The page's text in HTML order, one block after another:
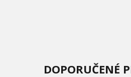
DOPORUČENÉ